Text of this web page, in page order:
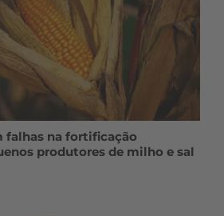
falhas na fortificação
produtores de milho e sal